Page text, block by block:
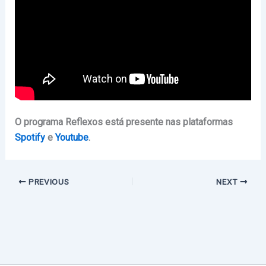
O programa Reflexos está presente nas plataformas
SpotifyeYoutube.
PREVIOUS NEXT